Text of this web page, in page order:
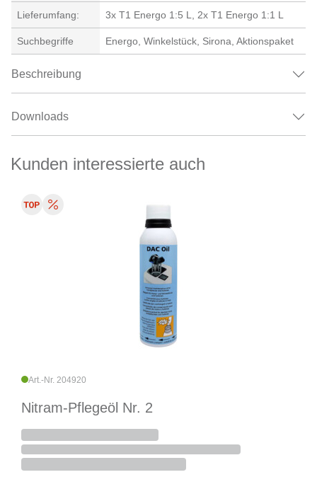
Lieferumfang: 3x T1 Energo 1:5 L, 2x T1 Energo 1:1 L
Suchbegriffe Energo, Winkelstück, Sirona, Aktionspaket
Beschreibung
Downloads
Kunden interessierte auch
Art.-Nr. 204920
Nitram-Pflegeöl Nr. 2